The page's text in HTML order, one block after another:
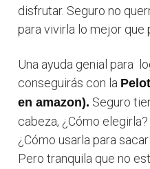
disfrutar. Seguro no
para vivirla lo mejor que
Una ayuda genial para
conseguirás con la
en amazon). Seguro
cabeza, ¿Cómo
¿Cómo usarla para
Pero tranquila que no